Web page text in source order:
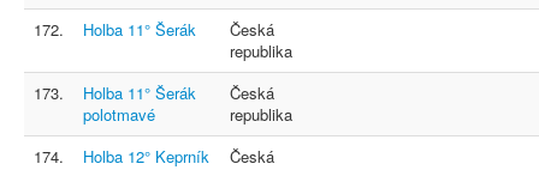
172.
Holba 11° Šerák
Česká
republika
173.
Holba 11° Šerák
polotmavé
Česká
republika
174.
Holba 12° Keprník
Česká